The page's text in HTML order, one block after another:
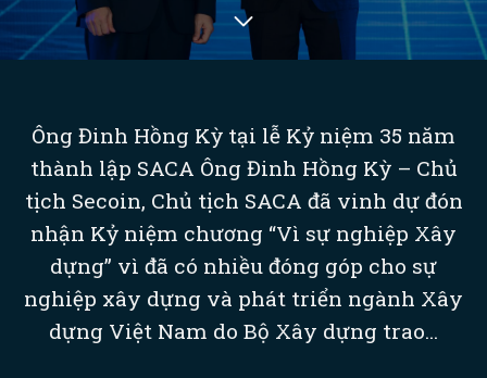
Ông Đinh Hồng Kỳ tại lễ Kỷ niệm 35 năm
thành lập SACA Ông Đinh Hồng Kỳ – Chủ
tịch Secoin, Chủ tịch SACA đã vinh dự đón
nhận Kỷ niệm chương “Vì sự nghiệp Xây
dựng” vì đã có nhiều đóng góp cho sự
nghiệp xây dựng và phát triển ngành Xây
dựng Việt Nam do Bộ Xây dựng trao...